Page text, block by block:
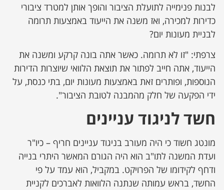
לבנות פנימייה לתועלת הציבור והופך אותן למטרד ציבורי
כדירות למכירה, ואז משנה את הייעוד באמצעות תרומה
לבניית מעונות יום?
צרפתי: "זו לא תרומה. כאשר אתה בונה קרקע ומשנה את
הייעוד, אתה חייב לפתור את תוצאת הלוואי שיוצרות הדירות
הנוספות, ופותרים זאת באמצעות מעונות יום, בתי כנסת, על
ידי הפקעה של חלק מהמבנה לטובת הציבור".
חשד לניגוד עניינים
מונטג חשוד כי היה מעורב בניגוד עניינים חריף – כיו"ר
ועדת המשנה לתו"ב הוא היה הגורם המאשר היתרי בנייה
ודחף לקידומו של הפרויקט. במקביל, הוא עמד על פי
החשד, בראש עמותה שנתנה הלוואות לאברכים לקניית